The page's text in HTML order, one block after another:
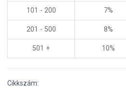
101 - 200 7%
201 - 500 8%
501 + 10%
Cikkszám: